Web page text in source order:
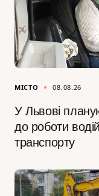
МІСТО 08.08.26
У Львові
до роботи
транспорту